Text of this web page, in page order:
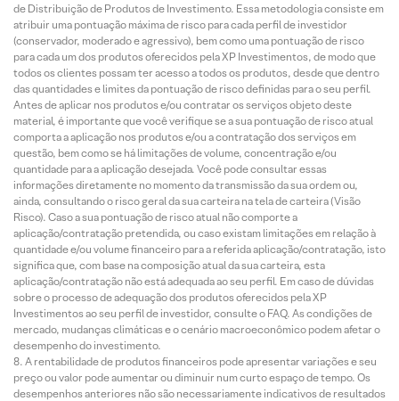
de Distribuição de Produtos de Investimento. Essa metodologia consiste em
atribuir uma pontuação máxima de risco para cada perfil de investidor
(conservador, moderado e agressivo), bem como uma pontuação de risco
para cada um dos produtos oferecidos pela XP Investimentos, de modo que
todos os clientes possam ter acesso a todos os produtos, desde que dentro
das quantidades e limites da pontuação de risco definidas para o seu perfil.
Antes de aplicar nos produtos e/ou contratar os serviços objeto deste
material, é importante que você verifique se a sua pontuação de risco atual
comporta a aplicação nos produtos e/ou a contratação dos serviços em
questão, bem como se há limitações de volume, concentração e/ou
quantidade para a aplicação desejada. Você pode consultar essas
informações diretamente no momento da transmissão da sua ordem ou,
ainda, consultando o risco geral da sua carteira na tela de carteira (Visão
Risco). Caso a sua pontuação de risco atual não comporte a
aplicação/contratação pretendida, ou caso existam limitações em relação à
quantidade e/ou volume financeiro para a referida aplicação/contratação, isto
significa que, com base na composição atual da sua carteira, esta
aplicação/contratação não está adequada ao seu perfil. Em caso de dúvidas
sobre o processo de adequação dos produtos oferecidos pela XP
Investimentos ao seu perfil de investidor, consulte o FAQ. As condições de
mercado, mudanças climáticas e o cenário macroeconômico podem afetar o
desempenho do investimento.
A rentabilidade de produtos financeiros pode apresentar variações e seu
preço ou valor pode aumentar ou diminuir num curto espaço de tempo. Os
desempenhos anteriores não são necessariamente indicativos de resultados